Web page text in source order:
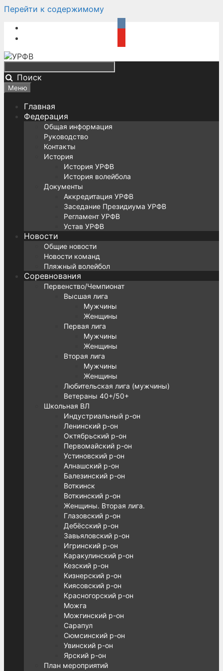
Перейти к содержимому
Поиск
Меню
Главная
Федерация
Общая информация
Руководство
Контакты
История
История УРФВ
История волейбола
Документы
Аккредитация УРФВ
Заседание Президиума УРФВ
Регламент УРФВ
Устав УРФВ
Новости
Общие новости
Новости команд
Пляжный волейбол
Соревнования
Первенство/Чемпионат
Высшая лига
Мужчины
Женщины
Первая лига
Мужчины
Женщины
Вторая лига
Мужчины
Женщины
Любительская лига (мужчины)
Ветераны 40+/50+
Школьная ВЛ
Индустриальный р-он
Ленинский р-он
Октябрьский р-он
Первомайский р-он
Устиновский р-он
Алнашский р-он
Балезинский р-он
Воткинск
Воткинский р-он
Женщины. Вторая лига.
Глазовский р-он
Дебёсский р-он
Завьяловский р-он
Игринский р-он
Каракулинский р-он
Кезский р-он
Кизнерский р-он
Киясовский р-он
Красногорский р-он
Можга
Можгинский р-он
Сарапул
Сюмсинский р-он
Увинский р-он
Ярский р-он
План мероприятий